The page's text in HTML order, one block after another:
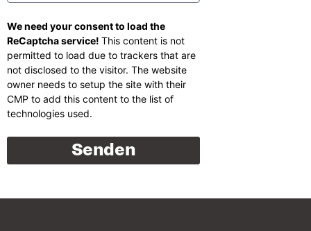
We need your consent to load the
ReCaptcha service! This content is not
permitted to load due to trackers that are
not disclosed to the visitor. The website
owner needs to setup the site with their
CMP to add this content to the list of
technologies used.
Senden